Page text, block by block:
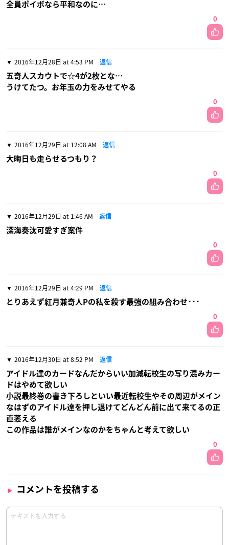
全員ポイボなら平和なのに…
0
2016年12月28日 at 4:53 PM 返信
五奇人スカウトで☆4が2枚とな…
うけてたつ。お年玉の力をみせてやる
0
2016年12月29日 at 12:08 AM 返信
大晦日も走らせるつもり？
0
2016年12月29日 at 1:46 AM 返信
深海奏汰可愛すぎ案件
0
2016年12月29日 at 4:29 PM 返信
とりあえず紅月兼奇人Pの私を殺す最強の組み合わせ･･･
0
2016年12月30日 at 8:52 PM 返信
アイドル達のカードなんだからいい加減転校生の写り混みカー
ドはやめて欲しい
小説最終巻の書き下ろしといい最近転校生やその周辺がメイン
なはずのアイドル達を押し退けてどんどん前に出て来てるの正
直萎える
この作品は誰がメインなのかをちゃんと考えて欲しい
0
コメントを投稿する